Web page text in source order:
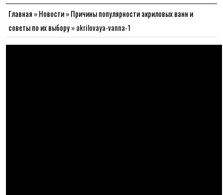
Главная »Новости»Причины популярности акриловых ванн и
советы по их выбору»akrilovaya-vanna-1